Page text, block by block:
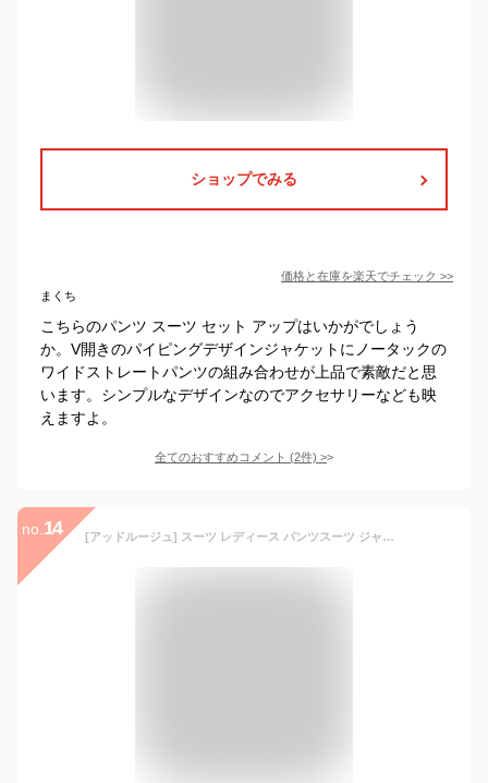
ショップでみる
価格と在庫を楽天でチェック >>
まくち
こちらのパンツ スーツ セット アップはいかがでしょう
か。V開きのパイピングデザインジャケットにノータックの
ワイドストレートパンツの組み合わせが上品で素敵だと思
います。シンプルなデザインなのでアクセサリーなども映
えますよ。
全てのおすすめコメント (2件) >
no. 14 [アッドルージュ] スーツ レディース パンツスーツ ジャケット ストレッチ 入学式 卒業式 入園式 卒園式 母 ママ セレモニー フォーマル 【t5260】 ブラックミックス×ブラック 15号ABR